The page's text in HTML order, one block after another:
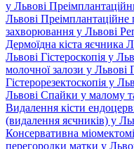
у Львові
Львові Преімплантаційне
захворювання у Львові
Дермоїдна кіста яєчника
Львові Гістероскопія у
молочної залози у Львові
Гістерорезектоскопія у
Львові Спайки у малому
Видалення кісти
(видалення яєчників) у
Консервативна
перегородки матки у